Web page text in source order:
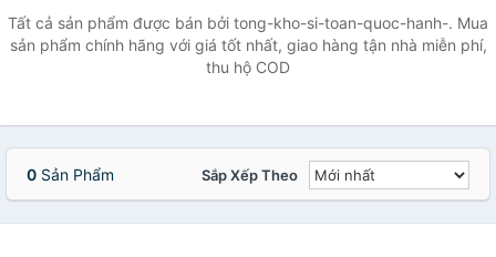
Shop
Tất cả sản phẩm được bán bởi tong-kho-si-toan-quoc-hanh-. Mua
sản phẩm chính hãng với giá tốt nhất, giao hàng tận nhà miễn phí,
thu hộ COD
0 Sản Phẩm Sắp Xếp Theo